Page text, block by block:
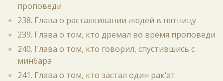
проповеди
238. Глава о расталкивании людей в пятницу
239. Глава о том, кто дремал во время проповеди
240. Глава о том, кто говорил, спустившись с
минбара
241. Глава о том, кто застал один рак‘ат